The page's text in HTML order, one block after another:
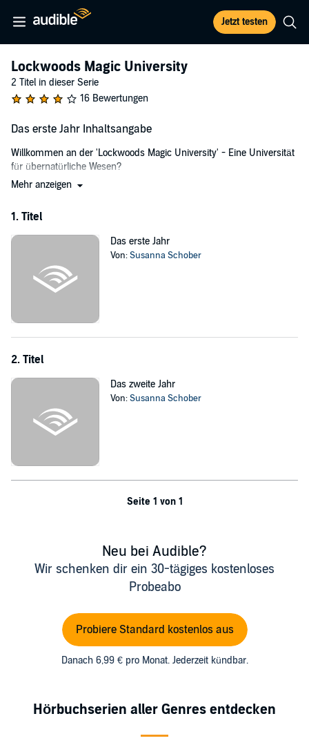
Jetzt testen
Lockwoods Magic University
2 Titel in dieser Serie
16 Bewertungen
Das erste Jahr Inhaltsangabe
Willkommen an der 'Lockwoods Magic University' - Eine Universität
für übernatürliche Wesen?
Die sechzehnjährige Banshee Ava wünscht sich seit ihrer frühesten
der einzigen Schule weltweit für übernatürliche Wesen,
und deren Gepflogenheiten, möchte sie unbedingt all die Kreaturen
dieser Welt und ihre Besonderheiten kennenlernen. Als sich ihr
Wunsch erfüllt und sie zusammen mit ihrer Naga-Freundin Mira die
Lockwood betritt, erregt sie bereits am ersten Tag die
Der spannende, atemberaubende, düstere Auftakt der 'Lockwoods
©2021 Susanna Schober (P)2022 Audio4You
Mehr anzeigen
1. Titel
Das erste Jahr
Von:Susanna Schober
2. Titel
Das zweite Jahr
Von:Susanna Schober
Seite 1 von 1
Neu bei Audible?
Wir schenken dir ein 30-tägiges kostenloses
Probeabo
Probiere Standard kostenlos aus
Danach 6,99 € pro Monat. Jederzeit kündbar.
Hörbuchserien aller Genres entdecken